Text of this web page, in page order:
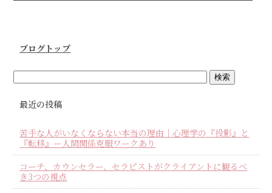
ブログトップ
最近の投稿
苦手な人がいなくならない本当の理由｜心理学の『投影』と
『転移』ー人間関係克服ワークあり
コーチ、カウンセラー、セラピストがクライアントに観るべ
き3つの視点